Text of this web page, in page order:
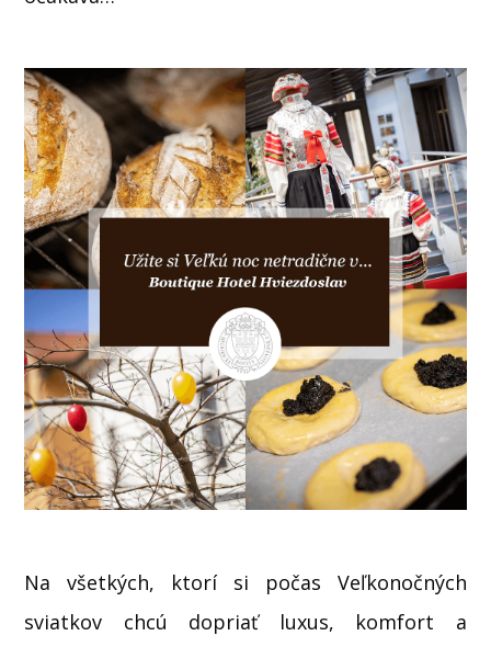
Na všetkých, ktorí si počas Veľkonočných
sviatkov chcú dopriať luxus, komfort a